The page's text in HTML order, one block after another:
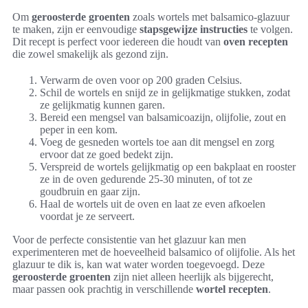
Om geroosterde groenten zoals wortels met balsamico-glazuur
te maken, zijn er eenvoudige stapsgewijze instructies te volgen.
Dit recept is perfect voor iedereen die houdt van oven recepten
die zowel smakelijk als gezond zijn.
Verwarm de oven voor op 200 graden Celsius.
Schil de wortels en snijd ze in gelijkmatige stukken, zodat
ze gelijkmatig kunnen garen.
Bereid een mengsel van balsamicoazijn, olijfolie, zout en
peper in een kom.
Voeg de gesneden wortels toe aan dit mengsel en zorg
ervoor dat ze goed bedekt zijn.
Verspreid de wortels gelijkmatig op een bakplaat en rooster
ze in de oven gedurende 25-30 minuten, of tot ze
goudbruin en gaar zijn.
Haal de wortels uit de oven en laat ze even afkoelen
voordat je ze serveert.
Voor de perfecte consistentie van het glazuur kan men
experimenteren met de hoeveelheid balsamico of olijfolie. Als het
glazuur te dik is, kan wat water worden toegevoegd. Deze
geroosterde groenten zijn niet alleen heerlijk als bijgerecht,
maar passen ook prachtig in verschillende wortel recepten.